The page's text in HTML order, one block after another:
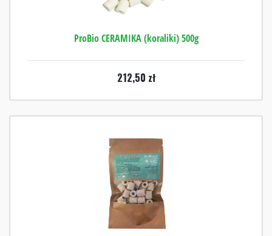
ProBio CERAMIKA (koraliki) 500g
212,50 zł